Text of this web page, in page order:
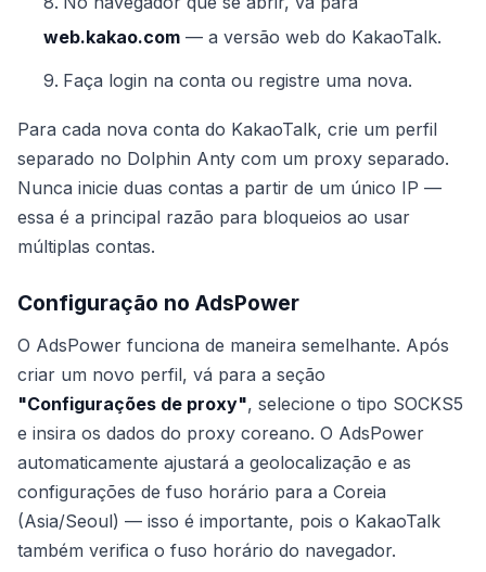
web.kakao.com — a versão web do KakaoTalk.
Faça login na conta ou registre uma nova.
Para cada nova conta do KakaoTalk, crie um perfil
separado no Dolphin Anty com um proxy separado.
Nunca inicie duas contas a partir de um único IP —
essa é a principal razão para bloqueios ao usar
múltiplas contas.
Configuração no AdsPower
O AdsPower funciona de maneira semelhante. Após
criar um novo perfil, vá para a seção
"Configurações de proxy", selecione o tipo SOCKS5
e insira os dados do proxy coreano. O AdsPower
automaticamente ajustará a geolocalização e as
configurações de fuso horário para a Coreia
(Asia/Seoul) — isso é importante, pois o KakaoTalk
também verifica o fuso horário do navegador.